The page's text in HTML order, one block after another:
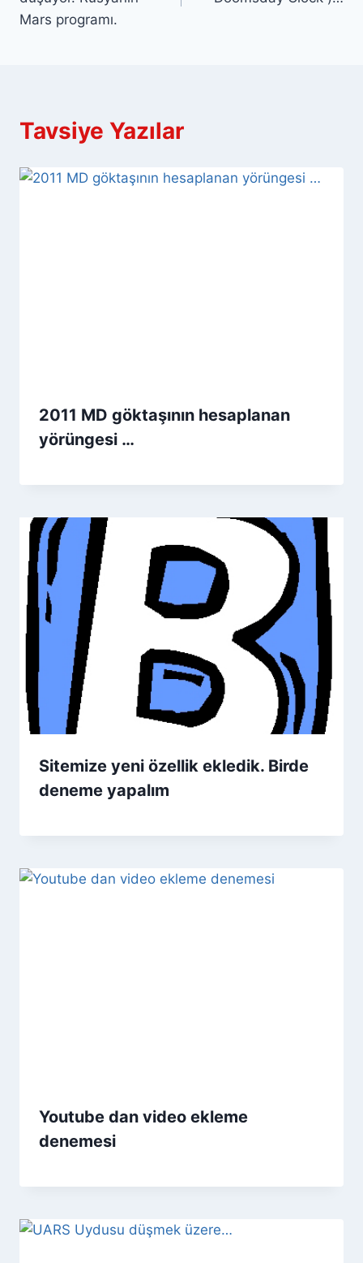
Mars programı.
Tavsiye Yazılar
2011 MD göktaşının hesaplanan
yörüngesi …
Sitemize yeni özellik ekledik. Birde
deneme yapalım
Youtube dan video ekleme
denemesi